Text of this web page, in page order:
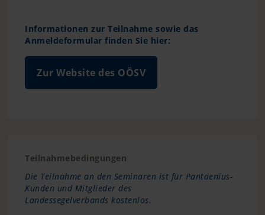
Informationen zur Teilnahme sowie das
Anmeldeformular finden Sie hier:
Zur Website des OÖSV
Teilnahmebedingungen
Die Teilnahme an den Seminaren ist für Pantaenius-
Kunden und Mitglieder des
Landessegelverbands kostenlos.